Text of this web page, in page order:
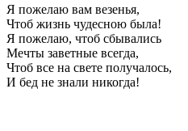
Я пожелаю вам везенья,
Чтоб жизнь чудесною была!
Я пожелаю, чтоб сбывались
Мечты заветные всегда,
Чтоб все на свете получалось,
И бед не знали никогда!